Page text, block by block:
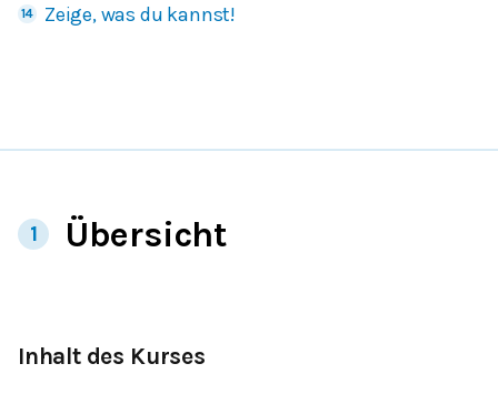
Zeige, was du kannst!
1 Übersicht
Inhalt des Kurses